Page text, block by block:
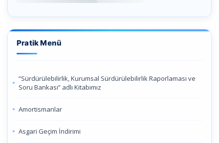
Pratik Menü
“Sürdürülebilirlik, Kurumsal Sürdürülebilirlik Raporlaması ve
Soru Bankası” adlı Kitabımız
Amortismanlar
Asgari Geçim İndirimi